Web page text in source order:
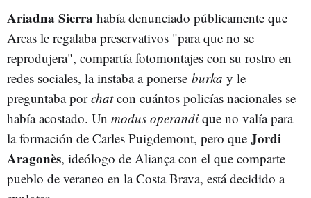
Ariadna Sierra había denunciado públicamente que
Arcas le regalaba preservativos "para que no se
reprodujera", compartía fotomontajes con su rostro en
redes sociales, la instaba a ponerse burka y le
preguntaba porchatcon cuántos policías nacionales se
había acostado. Un modus operandi que no valía para
la formación de Carles Puigdemont, pero que Jordi
Aragonès, ideólogo de Aliança con el que comparte
pueblo de veraneo en la Costa Brava, está decidido a